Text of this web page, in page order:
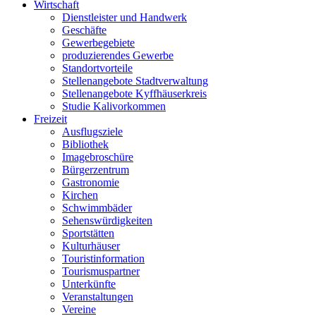
Wirtschaft
Dienstleister und Handwerk
Geschäfte
Gewerbegebiete
produzierendes Gewerbe
Standortvorteile
Stellenangebote Stadtverwaltung
Stellenangebote Kyffhäuserkreis
Studie Kalivorkommen
Freizeit
Ausflugsziele
Bibliothek
Imagebroschüre
Bürgerzentrum
Gastronomie
Kirchen
Schwimmbäder
Sehenswürdigkeiten
Sportstätten
Kulturhäuser
Touristinformation
Tourismuspartner
Unterkünfte
Veranstaltungen
Vereine